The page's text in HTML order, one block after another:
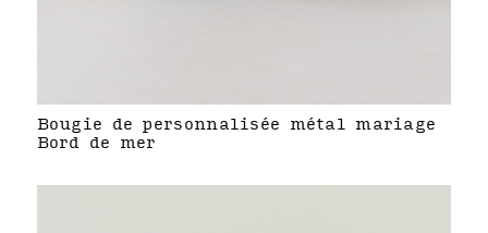
Bougie de personnalisée métal mariage
Bord de mer